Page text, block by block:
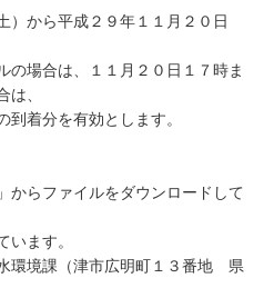
から平成２９年１１月２０日
場合は、１１月２０日１７時ま
は、
分を有効とします。
らファイルをダウンロードして
ます。
境課（津市広明町１３番地 県